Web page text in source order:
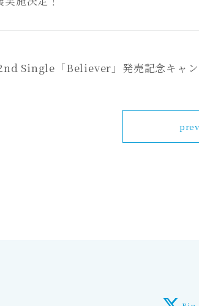
Single「Believer」発売記念キャン
prev